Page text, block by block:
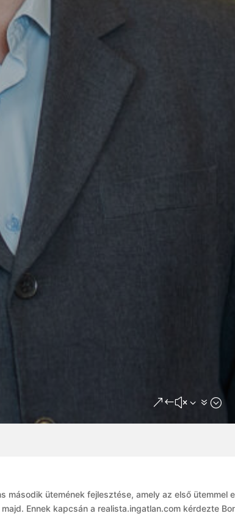
&#x37;
második ütemének fejlesztése, amely az első
Ennek kapcsán a realista.ingatlan.com kérdezte